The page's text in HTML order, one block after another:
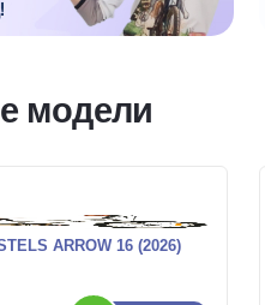
модели
ARROW 16 (2026)